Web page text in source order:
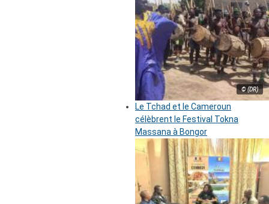
© (DR)
Le Tchad et le Cameroun
célèbrent le Festival Tokna
Massana à Bongor